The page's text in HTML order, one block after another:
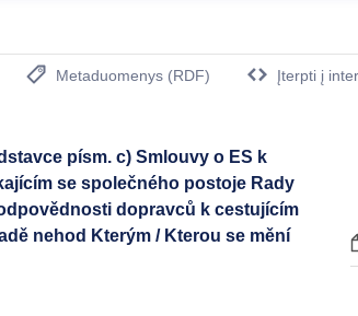
Metaduomenys (RDF)
Įterpti į
písm. c) Smlouvy o ES k
se společného postoje Rady
dopravců k cestujícím
nehod Kterým / Kterou se mění